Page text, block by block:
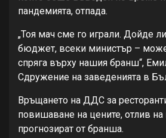
пандемията, отпада.
„Тоя мач сме го играли. Дойде
бюджет, всеки министър –
спряга върху нашия бранш“,
Сдружение на заведенията в
Връщането на ДДС за
повишаване на цените, отлив
прогнозират от бранша.